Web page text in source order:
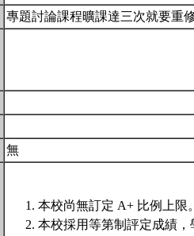
專題討論課程曠課達三次就要重
無
本校尚無訂定 A+ 比例上限
本校採用等第制評定成績